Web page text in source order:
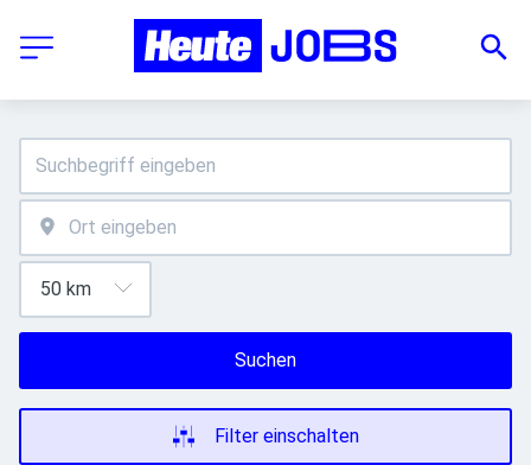
Suchen
Filter einschalten